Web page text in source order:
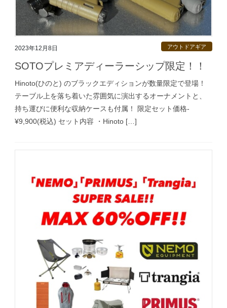
2023年12月8日 アウトドアギア
SOTOプレミアディーラーシップ限定！！
Hinoto(ひのと) のブラックエディションが数量限定で登場！
テーブル上を落ち着いた雰囲気に演出するオーナメントと、
持ち運びに便利な収納ケースも付属！ 限定セット価格-
¥9,900(税込) セット内容 ・Hinoto […]